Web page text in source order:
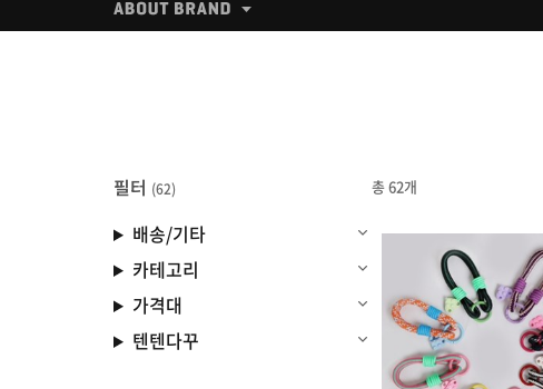
필터 (62)
배송/기타
카테고리
가격대
텐텐다꾸
총 62개